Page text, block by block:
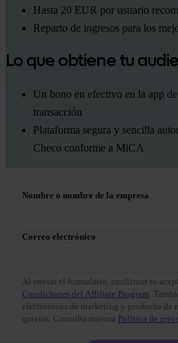
Hasta 20 EUR por usuario
Reparto de ingresos para los
Lo que obtiene tu
Un bono en efectivo en la app
transacción
Plataforma segura y sencilla
Checo conforme a MiCA
Nombre o nombre de la empresa
Correo electrónico
Al enviar el formulario, confirmas tu
Condiciones del Affiliate Program.
electrónicos de marketing y producto de
quieras. Consulta nuestra Política de